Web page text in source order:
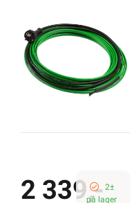
10m
2 339,-2±
på lager